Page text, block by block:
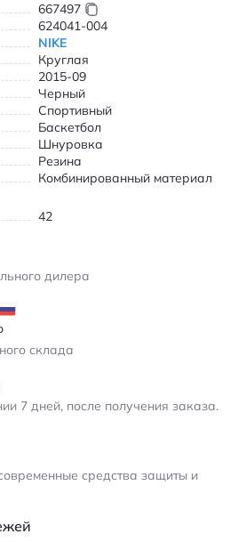
для фиксации лодыжки
шнуровка
верха
цвет подходит к любому образу
уличных тренировок и
в сентябре 2015 года,
продуманной эргономике
баскетбольные с
667497
624041-004
NIKE
Круглая
2015-09
Черный
Спортивный
Баскетбол
Шнуровка
Резина
Комбинированный материал
42
дилера
склада
7 дней, после получения заказа.
средства защиты и